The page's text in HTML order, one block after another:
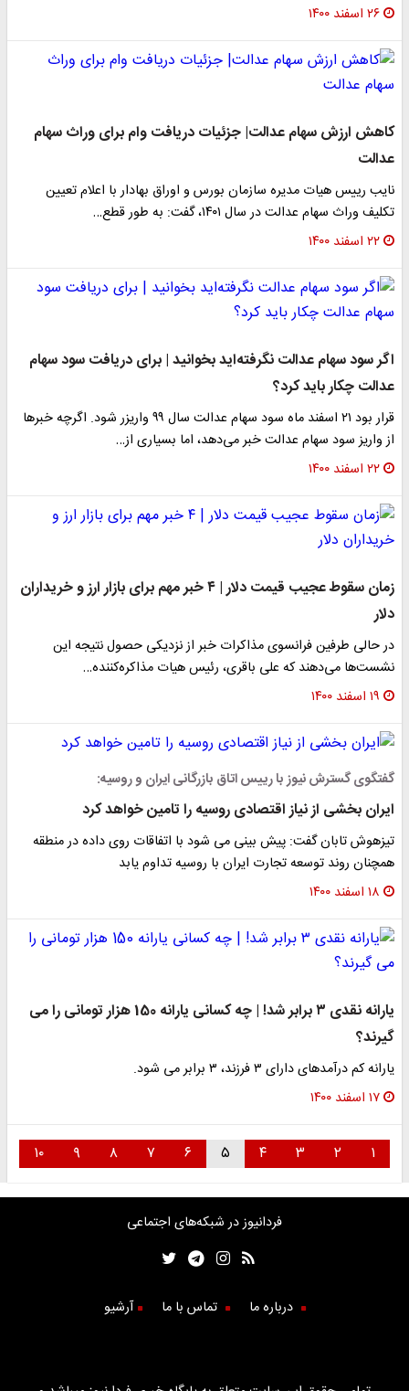
۲۶ اسفند ۱۴۰۰
کاهش ارزش سهام عدالت| جزئیات دریافت وام برای وراث سهام
عدالت
نایب رییس هیات مدیره سازمان بورس و اوراق بهادار با اعلام تعیین
تکلیف وراث سهام عدالت در سال ۱۴۰۱، گفت: به طور قطع…
۲۲ اسفند ۱۴۰۰
اگر سود سهام عدالت نگرفته‌اید بخوانید | برای دریافت سود سهام
عدالت چکار باید کرد؟
قرار بود ۲۱ اسفند ماه سود سهام عدالت سال ۹۹ واریزر شود. اگرچه خبرها
از واریز سود سهام عدالت خبر می‌دهد، اما بسیاری از…
۲۲ اسفند ۱۴۰۰
زمان سقوط عجیب قیمت دلار | ۴ خبر مهم برای بازار ارز و خریداران
دلار
در حالی طرفین فرانسوی مذاکرات خبر از نزدیکی حصول نتیجه این
نشست‌ها می‌دهند که علی باقری، رئیس هیات مذاکره‌کننده…
۱۹ اسفند ۱۴۰۰
گفتگوی گسترش نیوز با رییس اتاق بازرگانی ایران و روسیه:
ایران بخشی از نیاز اقتصادی روسیه را تامین خواهد کرد
تیزهوش تابان گفت: پیش بینی می شود با اتفاقات روی داده در منطقه
همچنان روند توسعه تجارت ایران با روسیه تداوم یابد
۱۸ اسفند ۱۴۰۰
یارانه نقدی ۳ برابر شد! | چه کسانی یارانه 150 هزار تومانی را می
گیرند؟
یارانه کم درآمدهای دارای ۳ فرزند، ۳ برابر می شود.
۱۷ اسفند ۱۴۰۰
۱ ۲ ۳ ۴ ۵ ۶ ۷ ۸ ۹ ۱۰
فردانیوز در شبکه‌های اجتماعی
درباره ما تماس با ما آرشیو